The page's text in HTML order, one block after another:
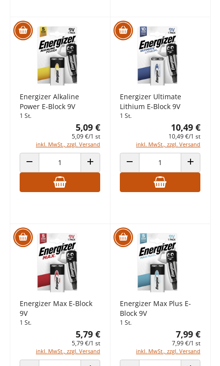
Energizer Alkaline
Power E-Block 9V
1 St.
5,09 €
5,09 €/1 st
inkl. MwSt., zzgl. Versand
ANZAHL VERRINGERN ANZAHL ERHÖHEN
Energizer Ultimate
Lithium E-Block 9V
1 St.
10,49 €
10,49 €/1 st
inkl. MwSt., zzgl. Versand
ANZAHL VERRINGERN ANZAHL
Energizer Max E-Block
9V
1 St.
5,79 €
5,79 €/1 st
inkl. MwSt., zzgl. Versand
Energizer Max Plus E-
Block 9V
1 St.
7,99 €
7,99 €/1 st
inkl. MwSt., zzgl. Versand